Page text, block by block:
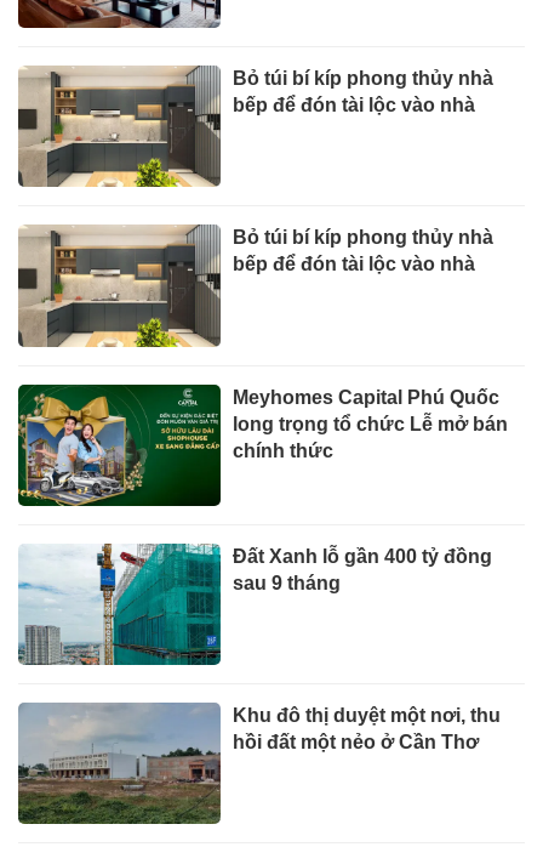
Bỏ túi bí kíp phong thủy nhà
bếp để đón tài lộc vào nhà
Bỏ túi bí kíp phong thủy nhà
bếp để đón tài lộc vào nhà
Meyhomes Capital Phú Quốc
long trọng tổ chức Lễ mở bán
chính thức
Đất Xanh lỗ gần 400 tỷ đồng
sau 9 tháng
Khu đô thị duyệt một nơi, thu
hồi đất một nẻo ở Cần Thơ